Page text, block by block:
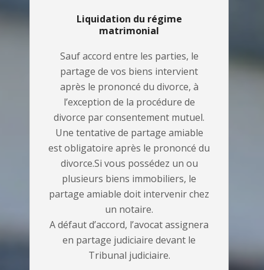
Liquidation du régime
matrimonial
Sauf accord entre les parties, le
partage de vos biens intervient
après le prononcé du divorce, à
l’exception de la procédure de
divorce par consentement mutuel.
Une tentative de partage amiable
est obligatoire après le prononcé du
divorce.Si vous possédez un ou
plusieurs biens immobiliers, le
partage amiable doit intervenir chez
un notaire.
A défaut d’accord, l’avocat assignera
en partage judiciaire devant le
Tribunal judiciaire.